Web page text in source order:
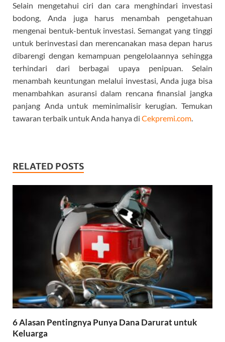
Selain mengetahui ciri dan cara menghindari investasi
bodong, Anda juga harus menambah pengetahuan
mengenai bentuk-bentuk investasi. Semangat yang tinggi
untuk berinvestasi dan merencanakan masa depan harus
dibarengi dengan kemampuan pengelolaannya sehingga
terhindari dari berbagai upaya penipuan. Selain
menambah keuntungan melalui investasi, Anda juga bisa
menambahkan asuransi dalam rencana finansial jangka
panjang Anda untuk meminimalisir kerugian. Temukan
tawaran terbaik untuk Anda hanya di Cekpremi.com.
RELATED POSTS
6 Alasan Pentingnya Punya Dana Darurat untuk
Keluarga